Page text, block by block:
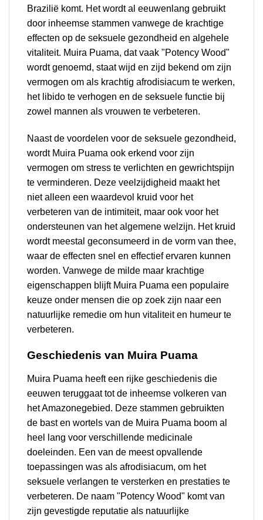
Brazilië komt. Het wordt al eeuwenlang gebruikt
door inheemse stammen vanwege de krachtige
effecten op de seksuele gezondheid en algehele
vitaliteit. Muira Puama, dat vaak "Potency Wood"
wordt genoemd, staat wijd en zijd bekend om zijn
vermogen om als krachtig afrodisiacum te werken,
het libido te verhogen en de seksuele functie bij
zowel mannen als vrouwen te verbeteren.
Naast de voordelen voor de seksuele gezondheid,
wordt Muira Puama ook erkend voor zijn
vermogen om stress te verlichten en gewrichtspijn
te verminderen. Deze veelzijdigheid maakt het
niet alleen een waardevol kruid voor het
verbeteren van de intimiteit, maar ook voor het
ondersteunen van het algemene welzijn. Het kruid
wordt meestal geconsumeerd in de vorm van thee,
waar de effecten snel en effectief ervaren kunnen
worden. Vanwege de milde maar krachtige
eigenschappen blijft Muira Puama een populaire
keuze onder mensen die op zoek zijn naar een
natuurlijke remedie om hun vitaliteit en humeur te
verbeteren.
Geschiedenis van Muira Puama
Muira Puama heeft een rijke geschiedenis die
eeuwen teruggaat tot de inheemse volkeren van
het Amazonegebied. Deze stammen gebruikten
de bast en wortels van de Muira Puama boom al
heel lang voor verschillende medicinale
doeleinden. Een van de meest opvallende
toepassingen was als afrodisiacum, om het
seksuele verlangen te versterken en prestaties te
verbeteren. De naam "Potency Wood" komt van
zijn gevestigde reputatie als natuurlijke